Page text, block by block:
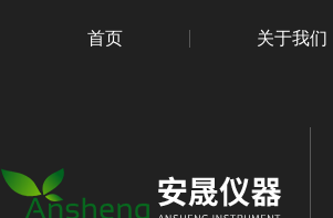
首页 关于我们